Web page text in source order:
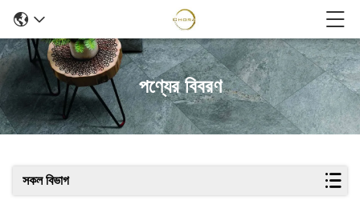
পণ্যের বিবরণ
সকল বিভাগ